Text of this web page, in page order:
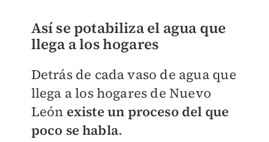
Así se potabiliza el agua que
llega a los hogares
Detrás de cada vaso de agua que
llega a los hogares de Nuevo
León existe un proceso del que
poco se habla.